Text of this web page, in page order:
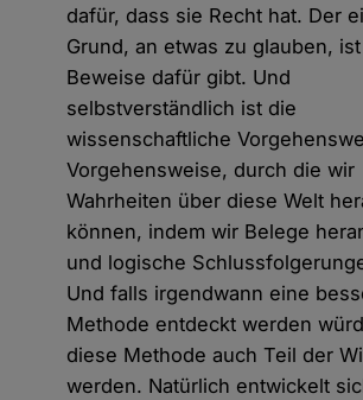
dafür, dass sie Recht hat. Der
Grund, an etwas zu glauben,
Beweise dafür gibt. Und
selbstverständlich ist die
wissenschaftliche
Vorgehensweise, durch die wir
Wahrheiten über diese Welt
können, indem wir Belege
und logische
Und falls irgendwann eine
Methode entdeckt werden
diese Methode auch Teil der
werden. Natürlich entwickelt